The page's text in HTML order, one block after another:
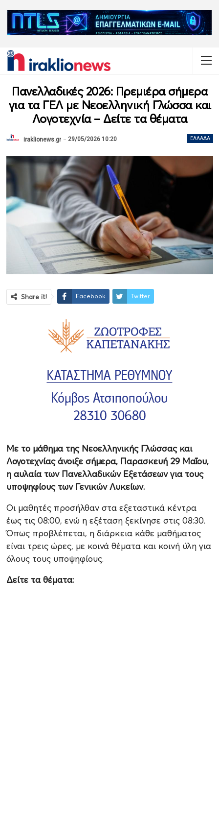
Πανελλαδικές 2026: Πρεμιέρα σήμερα
για τα ΓΕΛ με Νεοελληνική Γλώσσα και
Λογοτεχνία – Δείτε τα θέματα
ΕΛΛΆΔΑ
iraklionews.gr 29/05/2026 10:20
Share it! Facebook Twitter
Με το μάθημα της Νεοελληνικής Γλώσσας και
Λογοτεχνίας άνοιξε σήμερα, Παρασκευή 29 Μαΐου,
η αυλαία των Πανελλαδικών Εξετάσεων για τους
υποψηφίους των Γενικών Λυκείων.
Οι μαθητές προσήλθαν στα εξεταστικά κέντρα
έως τις 08:00, ενώ η εξέταση ξεκίνησε στις 08:30.
Όπως προβλέπεται, η διάρκεια κάθε μαθήματος
είναι τρεις ώρες, με κοινά θέματα και κοινή ύλη για
όλους τους υποψηφίους.
Δείτε τα θέματα: